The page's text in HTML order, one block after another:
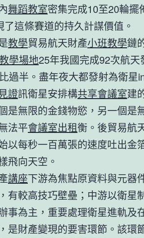
舞蹈教室密集完成10至20輪擺
這條賽道的持久計謀價值。
教學貿易航天財產小班教學鏈
學場地25年我國完成92次航天
過半。盡年夜大都發射為衛星
證訊衛星安排構共享會議室建
是無限的金錢物慾，另一個是
法平會議室出租衡。後貿易航
以每秒一百萬張的速度吐出金
飛向天空。
講座下游為焦點原資料與元器
有較高技巧壁壘；中游以衛星
事為主，重要處理衛星進軌及
是財產變現的要害環節。該環